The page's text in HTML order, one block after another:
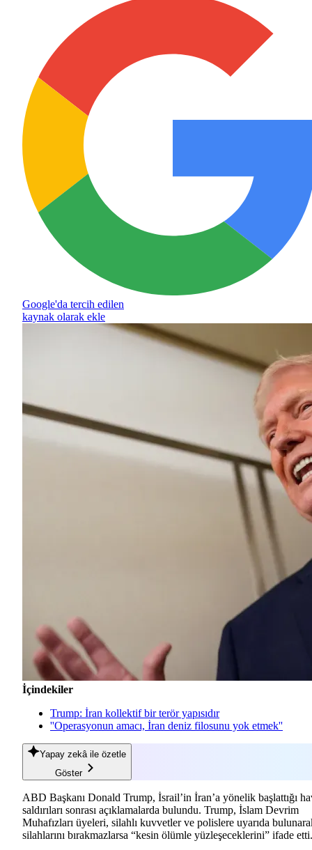
Google'da tercih edilen
kaynak olarak ekle
İçindekiler
Trump: İran kollektif bir terör yapısıdır
''Operasyonun amacı, İran deniz filosunu yok etmek''
Yapay zekâ ile özetle
Göster
ABD Başkanı Donald Trump, İsrail’in İran’a yönelik başlattığı
saldırıları sonrası açıklamalarda bulundu. Trump, İslam Devrim
Muhafızları üyeleri, silahlı kuvvetler ve polislere uyarıda
silahlarını bırakmazlarsa “kesin ölümle yüzleşeceklerini” ifade etti.